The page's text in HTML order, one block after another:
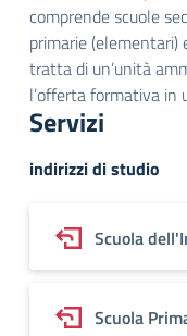
comprende scuole
primarie (elementari)
tratta di un’unità
l’offerta formativa
Servizi
indirizzi di studio
Scuola
Scuola